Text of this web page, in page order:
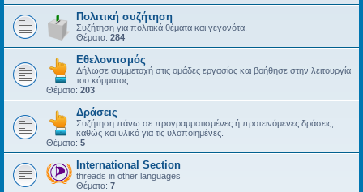
Πολιτική συζήτηση
Συζήτηση για πολιτικά θέματα και γεγονότα.
Θέματα: 284
Εθελοντισμός
Δήλωσε συμμετοχή στις ομάδες εργασίας και βοήθησε στην λειτουργία
του κόμματος.
Θέματα: 203
Δράσεις
Συζήτηση πάνω σε προγραμματισμένες ή προτεινόμενες δράσεις,
καθώς και υλικό για τις υλοποιημένες.
Θέματα: 5
International Section
threads in other languages
Θέματα: 7